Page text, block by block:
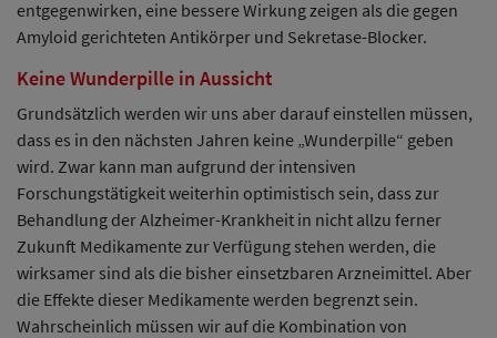
entgegenwirken, eine bessere Wirkung zeigen als die gegen
Amyloid gerichteten Antikörper und Sekretase-Blocker.
Keine Wunderpille in Aussicht
Grundsätzlich werden wir uns aber darauf einstellen müssen,
dass es in den nächsten Jahren keine „Wunderpille“ geben
wird. Zwar kann man aufgrund der intensiven
Forschungstätigkeit weiterhin optimistisch sein, dass zur
Behandlung der Alzheimer-Krankheit in nicht allzu ferner
Zukunft Medikamente zur Verfügung stehen werden, die
wirksamer sind als die bisher einsetzbaren Arzneimittel. Aber
die Effekte dieser Medikamente werden begrenzt sein.
Wahrscheinlich müssen wir auf die Kombination von